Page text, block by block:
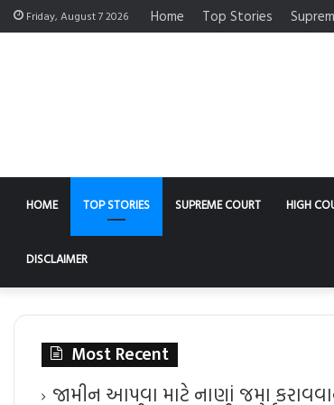
Friday, August 7 2026 Home Top Stories
HOME TOP STORIES SUPREME COURT HIGH
DISCLAIMER
Most Recent
જામીન આપવા માટે નાણાં જમા